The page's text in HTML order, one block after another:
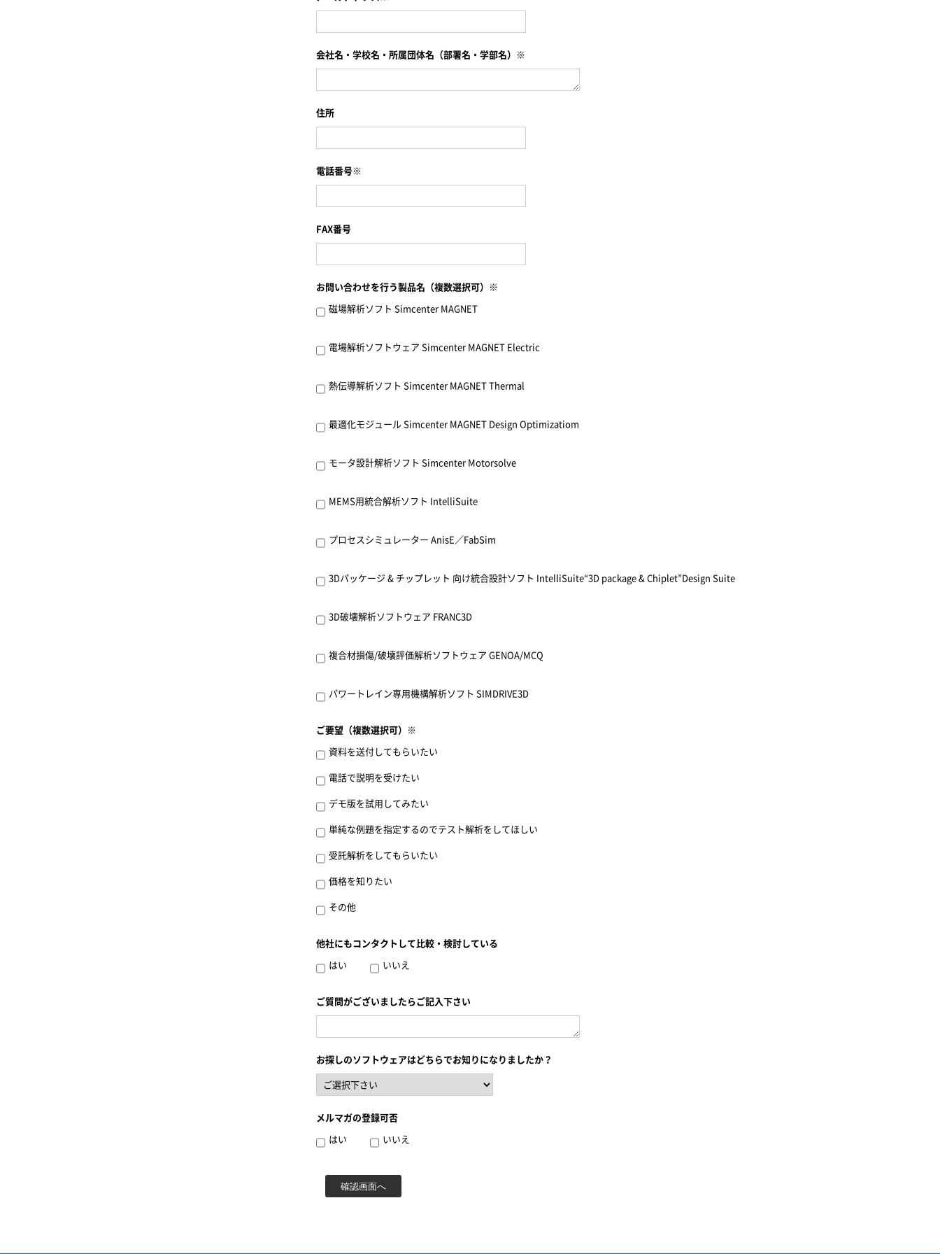
会社名・学校名・所属団体名（部署名・学部名）※
住所
電話番号※
FAX番号
お問い合わせを行う製品名（複数選択可）※
磁場解析ソフト Simcenter MAGNET
電場解析ソフトウェア Simcenter MAGNET Electric
熱伝導解析ソフト Simcenter MAGNET Thermal
最適化モジュール Simcenter MAGNET Design Optimizatiom
モータ設計解析ソフト Simcenter Motorsolve
MEMS用統合解析ソフト IntelliSuite
プロセスシミュレーター AnisE／FabSim
3Dパッケージ & チップレット 向け統合設計ソフト IntelliSuite“3D package & Chiplet”Design Suite
3D破壊解析ソフトウェア FRANC3D
複合材損傷/破壊評価解析ソフトウェア GENOA/MCQ
パワートレイン専用機構解析ソフト SIMDRIVE3D
ご要望（複数選択可）※
資料を送付してもらいたい
電話で説明を受けたい
デモ版を試用してみたい
単純な例題を指定するのでテスト解析をしてほしい
受託解析をしてもらいたい
価格を知りたい
その他
他社にもコンタクトして比較・検討している
はい いいえ
ご質問がございましたらご記入下さい
お探しのソフトウェアはどちらでお知りになりましたか？
メルマガの登録可否
はい いいえ